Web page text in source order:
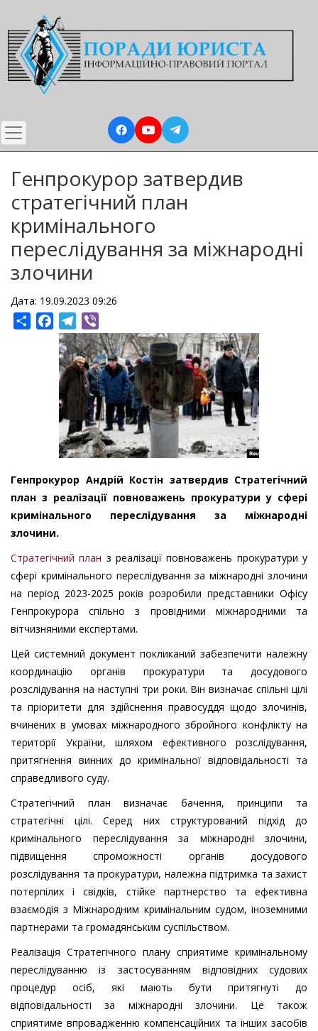
до
основного
вмісту
Генпрокурор затвердив
стратегічний план
кримінального
переслідування за міжнародні
злочини
Дата: 19.09.2023 09:26
ShareFacebookTelegram
Генпрокурор Андрій Костін затвердив Стратегічний
план з реалізації повноважень прокуратури у сфері
кримінального переслідування за міжнародні
злочини.
Стратегічний план з реалізації повноважень прокуратури у
сфері кримінального переслідування за міжнародні злочини
на період 2023-2025 років розробили представники Офісу
Генпрокурора спільно з провідними міжнародними та
вітчизняними експертами.
Цей системний документ покликаний забезпечити належну
координацію органів прокуратури та досудового
розслідування на наступні три роки. Він визначає спільні цілі
та пріоритети для здійснення правосуддя щодо злочинів,
вчинених в умовах міжнародного збройного конфлікту на
території України, шляхом ефективного розслідування,
притягнення винних до кримінальної відповідальності та
справедливого суду.
Стратегічний план визначає бачення, принципи та
стратегічні цілі. Серед них структурований підхід до
кримінального переслідування за міжнародні злочини,
підвищення спроможності органів досудового
розслідування та прокуратури, належна підтримка та захист
потерпілих і свідків, стійке партнерство та ефективна
взаємодія з Міжнародним кримінальним судом, іноземними
партнерами та громадянським суспільством.
Реалізація Стратегічного плану сприятиме кримінальному
переслідуванню із застосуванням відповідних судових
процедур осіб, які мають бути притягнуті до
відповідальності за міжнародні злочини. Це також
сприятиме впровадженню компенсаційних та інших засобів